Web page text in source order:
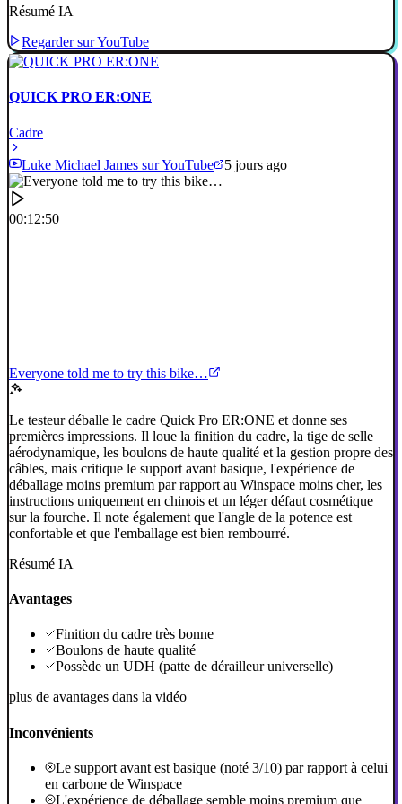
Résumé IA
Regarder sur YouTube
QUICK PRO ER:ONE
Cadre
Luke Michael James sur YouTube 5 jours ago
00:12:50
Everyone told me to try this bike…
Le testeur déballe le cadre Quick Pro ER:ONE et donne ses
premières impressions. Il loue la finition du cadre, la tige de selle
aérodynamique, les boulons de haute qualité et la gestion propre des
câbles, mais critique le support avant basique, l'expérience de
déballage moins premium par rapport au Winspace moins cher, les
instructions uniquement en chinois et un léger défaut cosmétique
sur la fourche. Il note également que l'angle de la potence est
confortable et que l'emballage est bien rembourré.
Résumé IA
Avantages
Finition du cadre très bonne
Boulons de haute qualité
Possède un UDH (patte de dérailleur universelle)
plus de avantages dans la vidéo
Inconvénients
Le support avant est basique (noté 3/10) par rapport à celui
en carbone de Winspace
L'expérience de déballage semble moins premium que